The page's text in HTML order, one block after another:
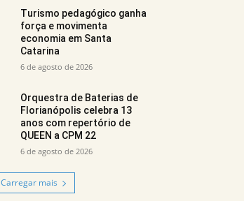
Turismo pedagógico ganha
força e movimenta
economia em Santa
Catarina
6 de agosto de 2026
Orquestra de Baterias de
Florianópolis celebra 13
anos com repertório de
QUEEN a CPM 22
6 de agosto de 2026
Carregar mais